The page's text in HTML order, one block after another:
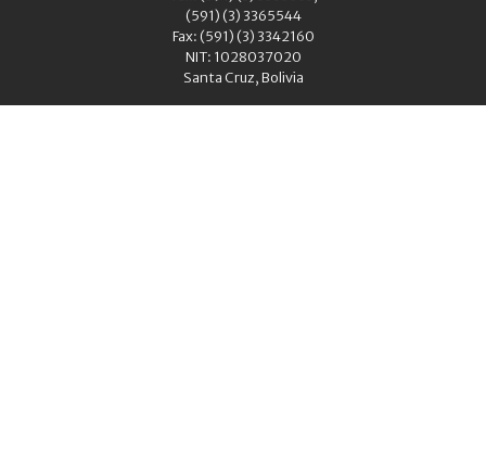
(591) (3) 3365544
Fax: (591) (3) 3342160
NIT: 1028037020
Santa Cruz, Bolivia